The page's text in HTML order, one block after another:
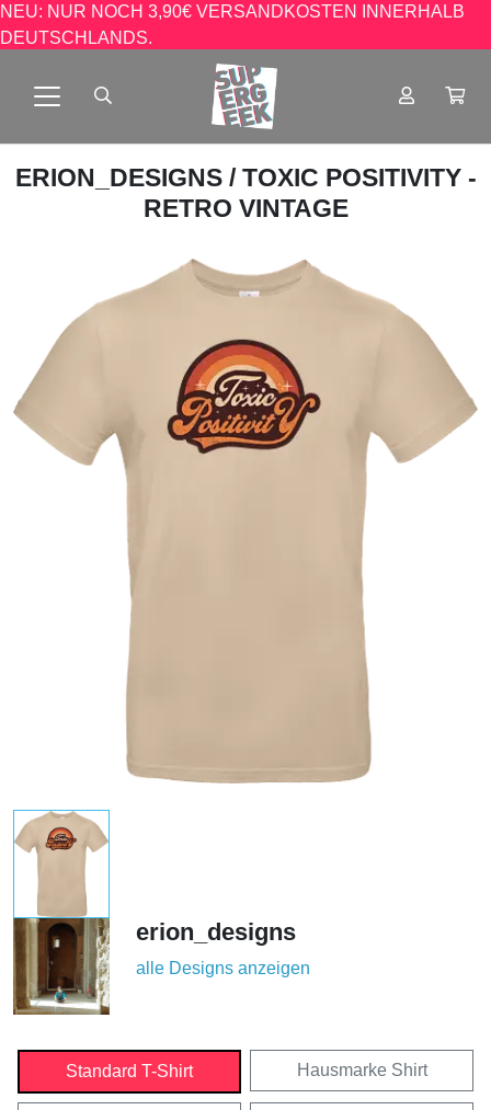
NEU: NUR NOCH 3,90€ VERSANDKOSTEN INNERHALB
DEUTSCHLANDS.
ERION_DESIGNS / TOXIC POSITIVITY -
RETRO VINTAGE
erion_designs
alle Designs anzeigen
Standard T-Shirt Hausmarke Shirt